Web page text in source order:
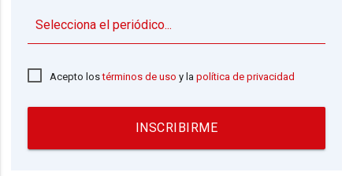
Acepto lostérminos de uso y lapolítica de privacidad
INSCRIBIRME